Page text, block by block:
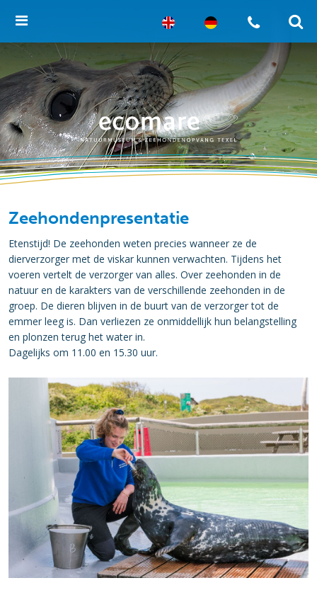
Zeehondenpresentatie
Etenstijd! De zeehonden weten precies wanneer ze de
dierverzorger met de viskar kunnen verwachten. Tijdens het
voeren vertelt de verzorger van alles. Over zeehonden in de
natuur en de karakters van de verschillende zeehonden in de
groep. De dieren blijven in de buurt van de verzorger tot de
emmer leeg is. Dan verliezen ze onmiddellijk hun belangstelling
en plonzen terug het water in.
Dagelijks om 11.00 en 15.30 uur.